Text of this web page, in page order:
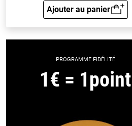
Ajouter au panier
Aperçu rapide
PROGRAMME FIDÉLITÉ
1€ = 1point